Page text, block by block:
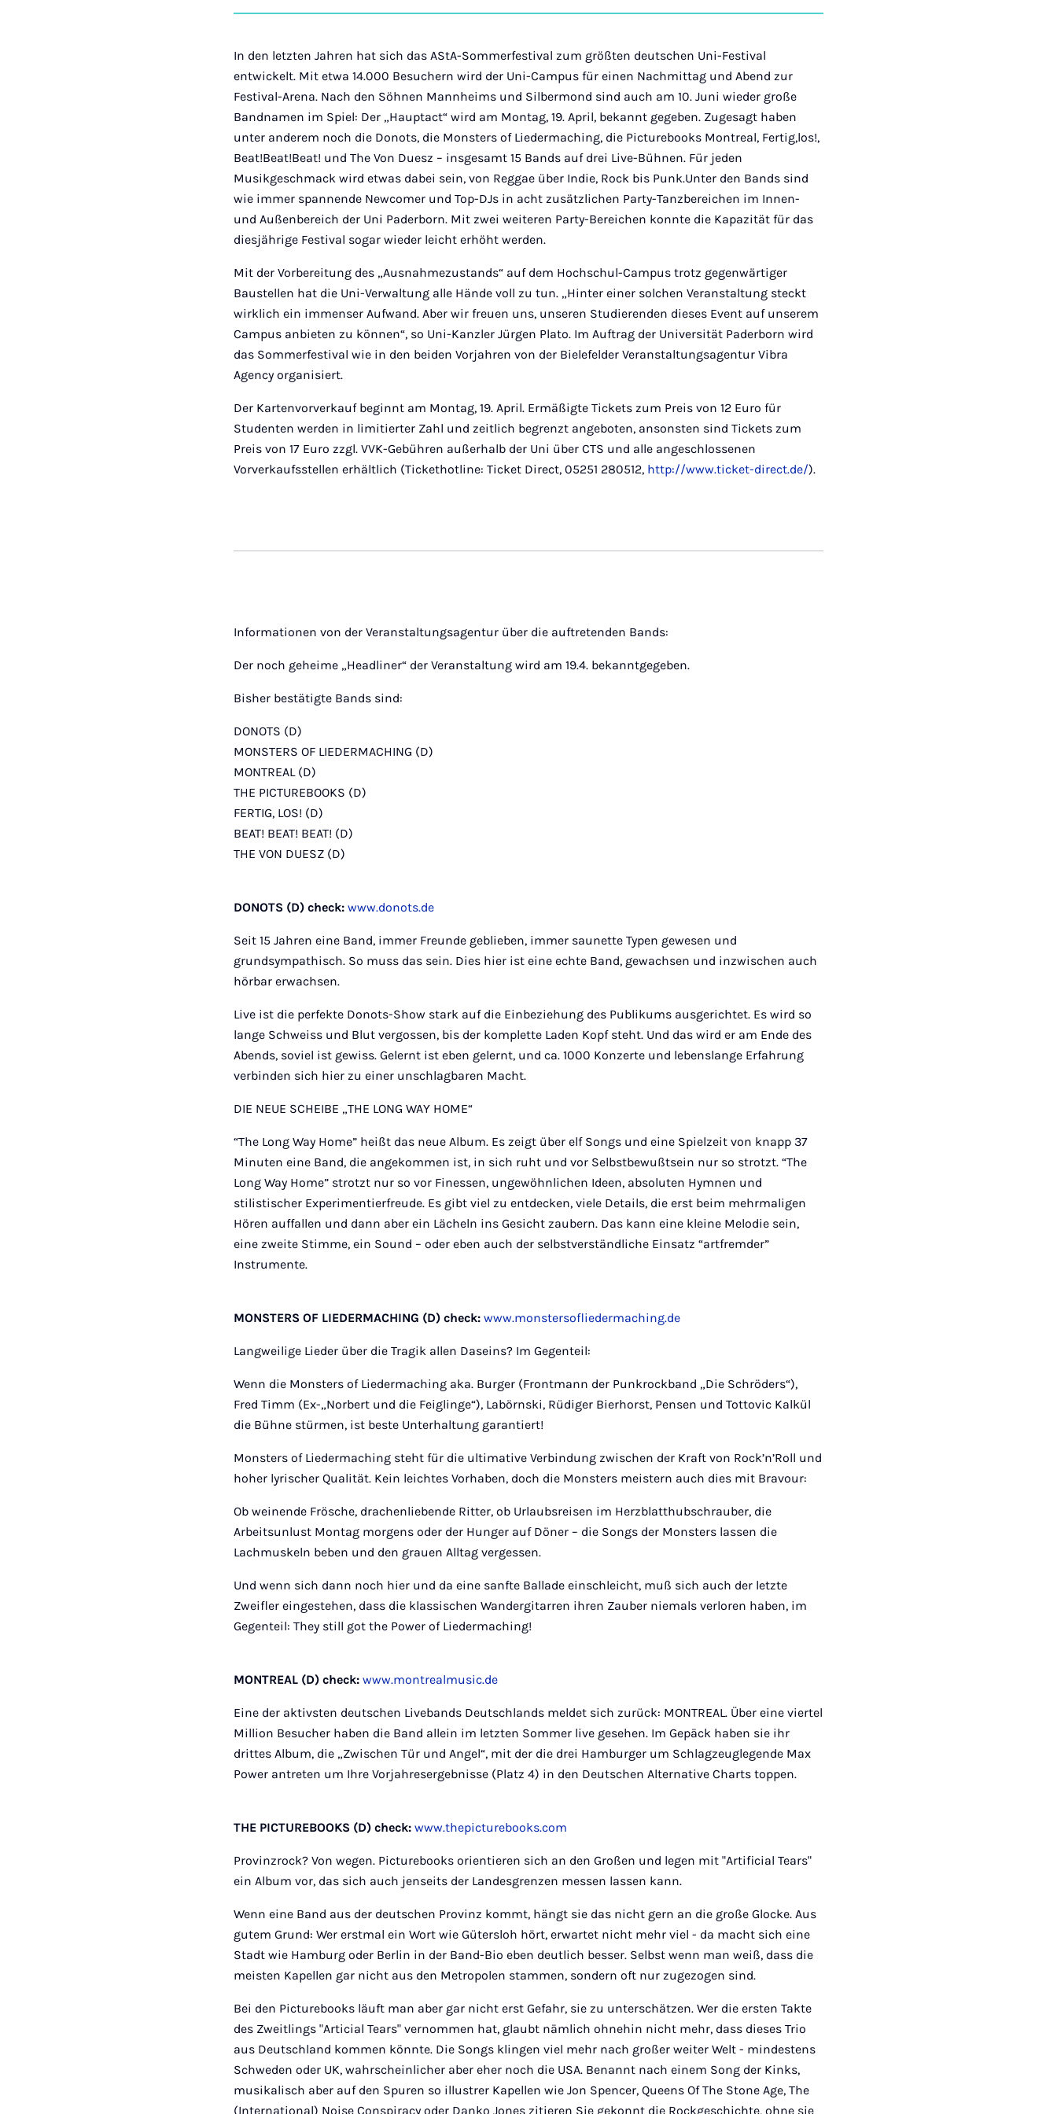
on
auf auf auf überkopieren
In den letzten Jahren hat sich das AStA-Sommerfestival zum größten deutschen Uni-Festival
entwickelt. Mit etwa 14.000 Besuchern wird der Uni-Campus für einen Nachmittag und Abend zur
Festival-Arena. Nach den Söhnen Mannheims und Silbermond sind auch am 10. Juni wieder große
Bandnamen im Spiel: Der „Hauptact“ wird am Montag, 19. April, bekannt gegeben. Zugesagt haben
unter anderem noch die Donots, die Monsters of Liedermaching, die Picturebooks Montreal, Fertig,los!,
Beat!Beat!Beat! und The Von Duesz – insgesamt 15 Bands auf drei Live-Bühnen. Für jeden
Musikgeschmack wird etwas dabei sein, von Reggae über Indie, Rock bis Punk.Unter den Bands sind
wie immer spannende Newcomer und Top-DJs in acht zusätzlichen Party-Tanzbereichen im Innen-
und Außenbereich der Uni Paderborn. Mit zwei weiteren Party-Bereichen konnte die Kapazität für das
diesjährige Festival sogar wieder leicht erhöht werden.
Mit der Vorbereitung des „Ausnahmezustands“ auf dem Hochschul-Campus trotz gegenwärtiger
Baustellen hat die Uni-Verwaltung alle Hände voll zu tun. „Hinter einer solchen Veranstaltung steckt
wirklich ein immenser Aufwand. Aber wir freuen uns, unseren Studierenden dieses Event auf unserem
Campus anbieten zu können“, so Uni-Kanzler Jürgen Plato. Im Auftrag der Universität Paderborn wird
das Sommerfestival wie in den beiden Vorjahren von der Bielefelder Veranstaltungsagentur Vibra
Agency organisiert.
Der Kartenvorverkauf beginnt am Montag, 19. April. Ermäßigte Tickets zum Preis von 12 Euro für
Studenten werden in limitierter Zahl und zeitlich begrenzt angeboten, ansonsten sind Tickets zum
Preis von 17 Euro zzgl. VVK-Gebühren außerhalb der Uni über CTS und alle angeschlossenen
Vorverkaufsstellen erhältlich (Tickethotline: Ticket Direct, 05251 280512, http://www.ticket-direct.de/).
Informationen von der Veranstaltungsagentur über die auftretenden Bands:
Der noch geheime „Headliner“ der Veranstaltung wird am 19.4. bekanntgegeben.
Bisher bestätigte Bands sind:
DONOTS (D)
MONSTERS OF LIEDERMACHING (D)
MONTREAL (D)
THE PICTUREBOOKS (D)
FERTIG, LOS! (D)
BEAT! BEAT! BEAT! (D)
THE VON DUESZ (D)
DONOTS (D) check: www.donots.de
Seit 15 Jahren eine Band, immer Freunde geblieben, immer saunette Typen gewesen und
grundsympathisch. So muss das sein. Dies hier ist eine echte Band, gewachsen und inzwischen auch
hörbar erwachsen.
Live ist die perfekte Donots-Show stark auf die Einbeziehung des Publikums ausgerichtet. Es wird so
lange Schweiss und Blut vergossen, bis der komplette Laden Kopf steht. Und das wird er am Ende des
Abends, soviel ist gewiss. Gelernt ist eben gelernt, und ca. 1000 Konzerte und lebenslange Erfahrung
verbinden sich hier zu einer unschlagbaren Macht.
DIE NEUE SCHEIBE „THE LONG WAY HOME“
“The Long Way Home” heißt das neue Album. Es zeigt über elf Songs und eine Spielzeit von knapp 37
Minuten eine Band, die angekommen ist, in sich ruht und vor Selbstbewußtsein nur so strotzt. “The
Long Way Home” strotzt nur so vor Finessen, ungewöhnlichen Ideen, absoluten Hymnen und
stilistischer Experimentierfreude. Es gibt viel zu entdecken, viele Details, die erst beim mehrmaligen
Hören auffallen und dann aber ein Lächeln ins Gesicht zaubern. Das kann eine kleine Melodie sein,
eine zweite Stimme, ein Sound – oder eben auch der selbstverständliche Einsatz “artfremder”
Instrumente.
MONSTERS OF LIEDERMACHING (D) check: www.monstersofliedermaching.de
Langweilige Lieder über die Tragik allen Daseins? Im Gegenteil:
Wenn die Monsters of Liedermaching aka. Burger (Frontmann der Punkrockband „Die Schröders“),
Fred Timm (Ex-„Norbert und die Feiglinge“), Labörnski, Rüdiger Bierhorst, Pensen und Tottovic Kalkül
die Bühne stürmen, ist beste Unterhaltung garantiert!
Monsters of Liedermaching steht für die ultimative Verbindung zwischen der Kraft von Rock’n’Roll und
hoher lyrischer Qualität. Kein leichtes Vorhaben, doch die Monsters meistern auch dies mit Bravour:
Ob weinende Frösche, drachenliebende Ritter, ob Urlaubsreisen im Herzblatthubschrauber, die
Arbeitsunlust Montag morgens oder der Hunger auf Döner – die Songs der Monsters lassen die
Lachmuskeln beben und den grauen Alltag vergessen.
Und wenn sich dann noch hier und da eine sanfte Ballade einschleicht, muß sich auch der letzte
Zweifler eingestehen, dass die klassischen Wandergitarren ihren Zauber niemals verloren haben, im
Gegenteil: They still got the Power of Liedermaching!
MONTREAL (D) check: www.montrealmusic.de
Eine der aktivsten deutschen Livebands Deutschlands meldet sich zurück: MONTREAL. Über eine viertel
Million Besucher haben die Band allein im letzten Sommer live gesehen. Im Gepäck haben sie ihr
drittes Album, die „Zwischen Tür und Angel“, mit der die drei Hamburger um Schlagzeuglegende Max
Power antreten um Ihre Vorjahresergebnisse (Platz 4) in den Deutschen Alternative Charts toppen.
THE PICTUREBOOKS (D) check: www.thepicturebooks.com
Provinzrock? Von wegen. Picturebooks orientieren sich an den Großen und legen mit "Artificial Tears"
ein Album vor, das sich auch jenseits der Landesgrenzen messen lassen kann.
Wenn eine Band aus der deutschen Provinz kommt, hängt sie das nicht gern an die große Glocke. Aus
gutem Grund: Wer erstmal ein Wort wie Gütersloh hört, erwartet nicht mehr viel - da macht sich eine
Stadt wie Hamburg oder Berlin in der Band-Bio eben deutlich besser. Selbst wenn man weiß, dass die
meisten Kapellen gar nicht aus den Metropolen stammen, sondern oft nur zugezogen sind.
Bei den Picturebooks läuft man aber gar nicht erst Gefahr, sie zu unterschätzen. Wer die ersten Takte
des Zweitlings "Articial Tears" vernommen hat, glaubt nämlich ohnehin nicht mehr, dass dieses Trio
aus Deutschland kommen könnte. Die Songs klingen viel mehr nach großer weiter Welt - mindestens
Schweden oder UK, wahrscheinlicher aber eher noch die USA. Benannt nach einem Song der Kinks,
musikalisch aber auf den Spuren so illustrer Kapellen wie Jon Spencer, Queens Of The Stone Age, The
(International) Noise Conspiracy oder Danko Jones zitieren Sie gekonnt die Rockgeschichte, ohne sie